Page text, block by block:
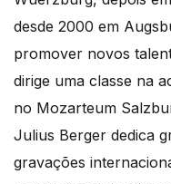
desde 2000 em
promover novos
dirige uma classe na
no Mozarteum
Julius Berger dedica
gravações